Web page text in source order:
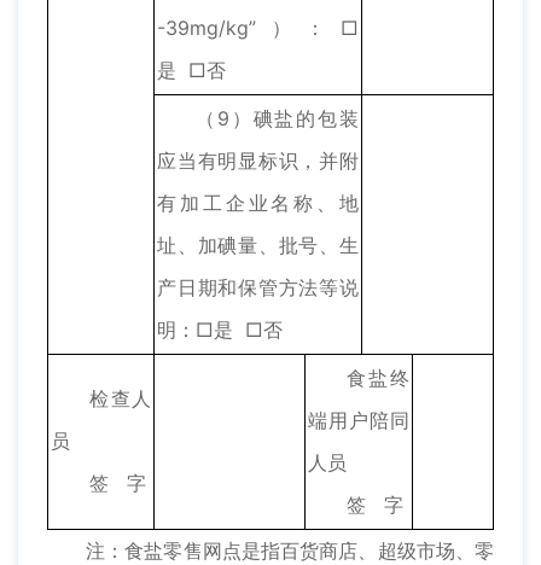
-39mg/kg”）：□
是 □否
（9）碘盐的包装
应当有明显标识，并附
有加工企业名称、地
址、加碘量、批号、生
产日期和保管方法等说
明：□是 □否
检查人
员
签 字
食盐终
端用户陪同
人员
签 字
注：食盐零售网点是指百货商店、超级市场、零